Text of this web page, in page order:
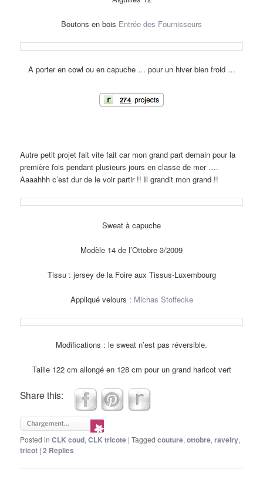
Boutons en bois Entrée des Fournisseurs
A porter en cowl ou en capuche … pour un hiver bien froid …
Autre petit projet fait vite fait car mon grand part demain pour la
première fois pendant plusieurs jours en classe de mer ….
Aaaahhh c’est dur de le voir partir !! Il grandit mon grand !!
Sweat à capuche
Modèle 14 de l’Ottobre 3/2009
Tissu : jersey de la Foire aux Tissus-Luxembourg
Appliqué velours : Michas Stoffecke
Modifications : le sweat n’est pas réversible.
Taille 122 cm allongé en 128 cm pour un grand haricot vert
Share this:
Posted in CLK coud,CLK tricote |Tagged couture,ottobre,ravelry,
tricot |2 Replies